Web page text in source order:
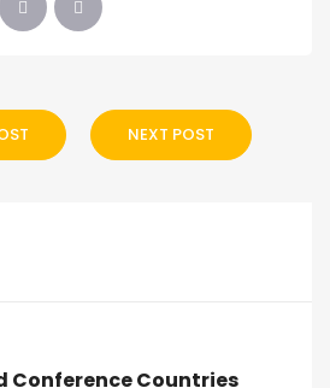
NEXT POST
Conference Countries